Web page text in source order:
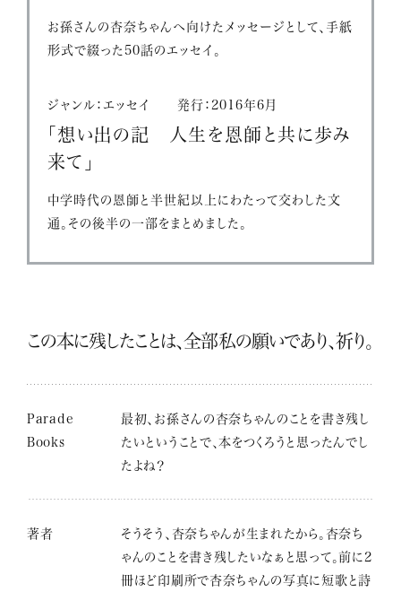
お孫さんの杏奈ちゃんへ向けたメッセージとして、手紙
形式で綴った50話のエッセイ。
ジャンル：エッセイ 発行：2016年6月
「想い出の記 人生を恩師と共に歩み
来て」
中学時代の恩師と半世紀以上にわたって交わした文
通。その後半の一部をまとめました。
この本に残したことは、全部私の願いであり、祈り。
Parade
Books
最初、お孫さんの杏奈ちゃんのことを書き残し
たいということで、本をつくろうと思ったんでし
たよね？
著者
そうそう、杏奈ちゃんが生まれたから。杏奈ち
ゃんのことを書き残したいなぁと思って。前に2
冊ほど印刷所で杏奈ちゃんの写真に短歌と詩